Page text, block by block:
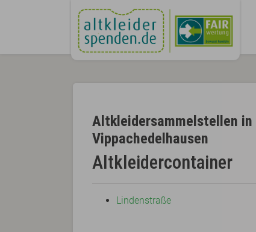
Altkleidersammelstellen in
Vippachedelhausen
Altkleidercontainer
Lindenstraße